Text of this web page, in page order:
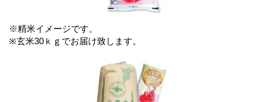
※精米イメージです。
※玄米30ｋｇでお届け致します。